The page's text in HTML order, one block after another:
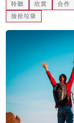
關於我們
聆聽 欣賞 合作
撿拾垃圾